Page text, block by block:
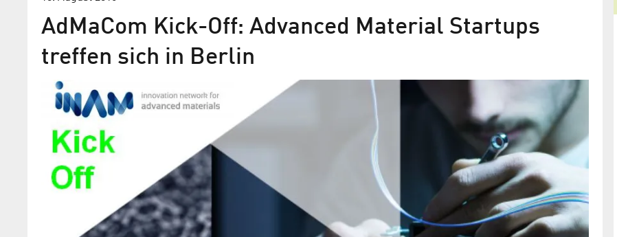
AdMaCom Kick-Off: Advanced Material Startups
treffen sich in Berlin
Von Mutigen, Machern und Mentoren
Innovationsnetzwerk für neue Materialien (INAM) in
Berlin Adlershof gegründet